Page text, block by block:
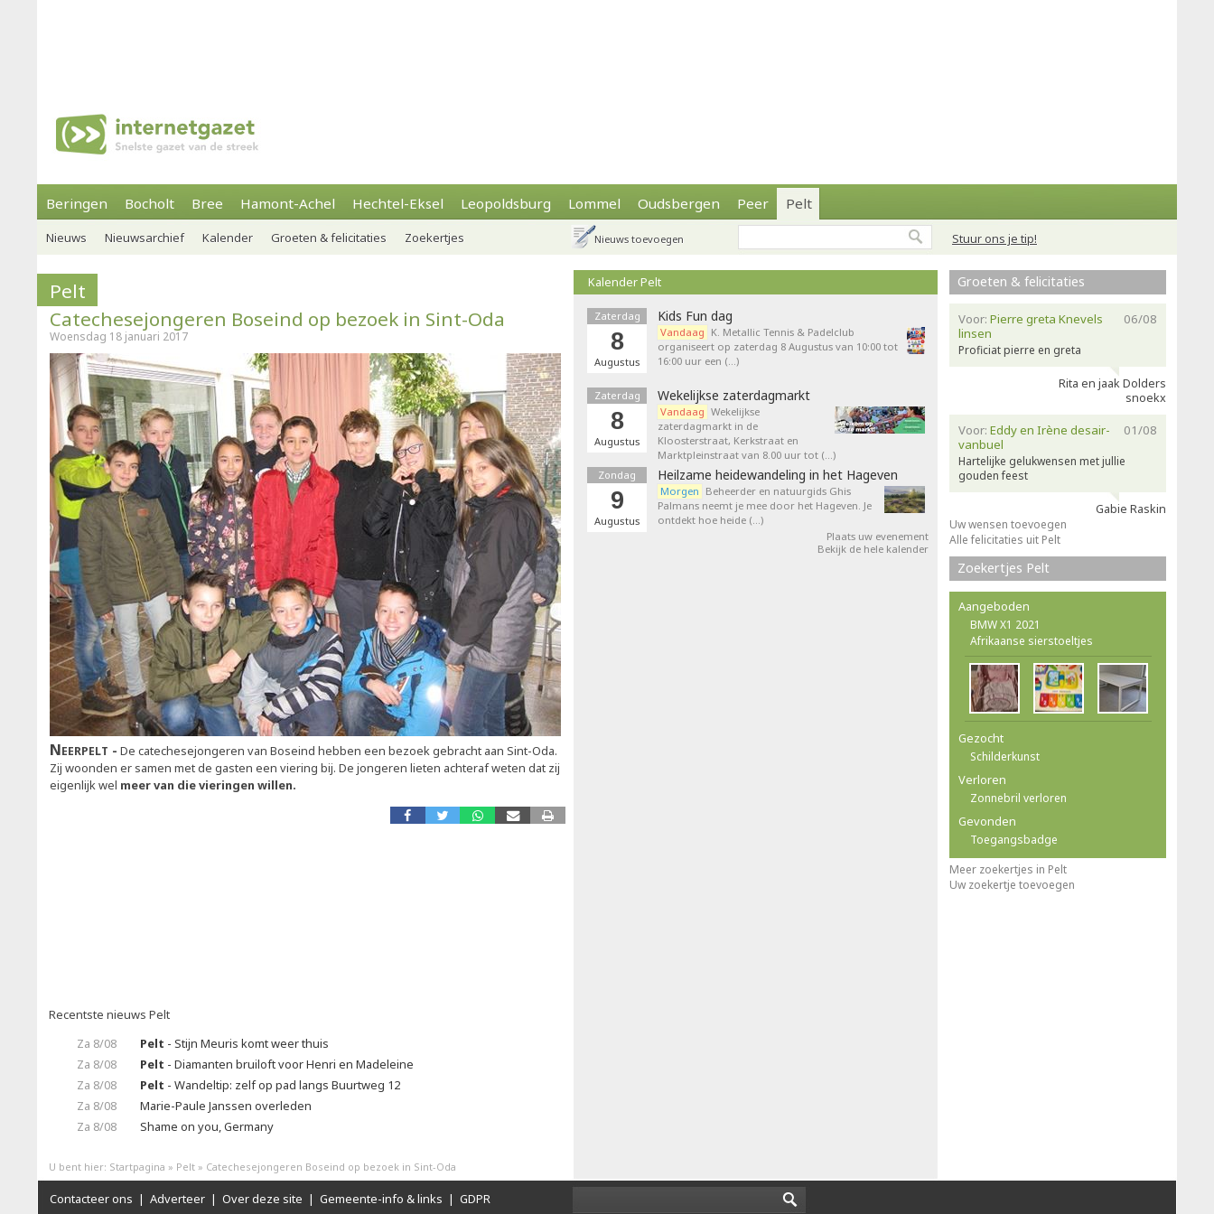
Beringen Bocholt Bree Hamont-Achel Hechtel-Eksel Leopoldsburg Lommel Oudsbergen Peer Pelt
Stuur ons je tip!
Nieuws Nieuwsarchief Kalender Groeten & felicitaties Zoekertjes Nieuws toevoegen
Pelt
Catechesejongeren Boseind op bezoek in Sint-Oda
Woensdag 18 januari 2017
Neerpelt
De catechesejongeren van Boseind hebben een bezoek gebracht aan Sint-Oda.
Zij woonden er samen met de gasten een viering bij. De jongeren lieten achteraf weten dat zij
eigenlijk wel meer van die vieringen willen.
Recentste nieuws Pelt
Za 8/08
Pelt - Stijn Meuris komt weer thuis
Za 8/08
Pelt - Diamanten bruiloft voor Henri en Madeleine
Za 8/08
Pelt - Wandeltip: zelf op pad langs Buurtweg 12
Za 8/08
Marie-Paule Janssen overleden
Za 8/08
Shame on you, Germany
Kalender Pelt
Zaterdag
8
Augustus
Kids Fun dag
Vandaag K. Metallic Tennis & Padelclub
organiseert op zaterdag 8 Augustus van 10:00 tot
16:00 uur een (…)
Zaterdag
8
Augustus
Wekelijkse zaterdagmarkt
Vandaag Wekelijkse
zaterdagmarkt in de
Kloosterstraat, Kerkstraat en
Marktpleinstraat van 8.00 uur tot (…)
Zondag
9
Augustus
Heilzame heidewandeling in het Hageven
Morgen Beheerder en natuurgids Ghis
Palmans neemt je mee door het Hageven. Je
ontdekt hoe heide (…)
Plaats uw evenement
Bekijk de hele kalender
Groeten & felicitaties
06/08
Voor: Pierre greta Knevels
linsen
Proficiat pierre en greta
Rita en jaak Dolders
snoekx
01/08
Voor: Eddy en Irène desair-
vanbuel
Hartelijke gelukwensen met jullie
gouden feest
Gabie Raskin
Uw wensen toevoegen
Alle felicitaties uit Pelt
Zoekertjes Pelt
Aangeboden
BMW X1 2021
Afrikaanse sierstoeltjes
Gezocht
Schilderkunst
Verloren
Zonnebril verloren
Gevonden
Toegangsbadge
Meer zoekertjes in Pelt
Uw zoekertje toevoegen
U bent hier: Startpagina » Pelt » Catechesejongeren Boseind op bezoek in Sint-Oda
Contacteer ons | Adverteer | Over deze site | Gemeente-info & links | GDPR